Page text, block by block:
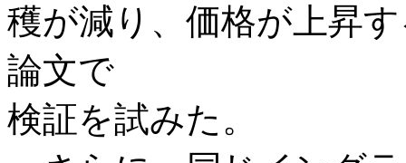
穫が減り、価格が上昇
論文で
検証を試みた。